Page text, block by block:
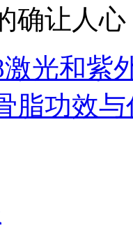
确让人心
激光和紫
脂功效